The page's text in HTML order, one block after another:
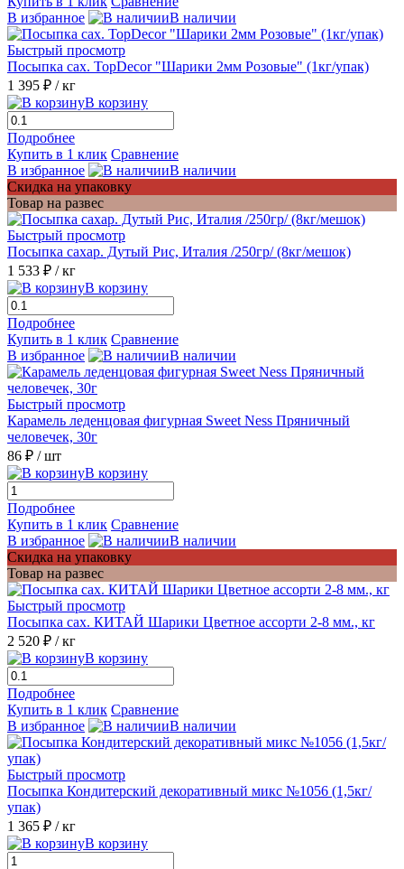
В избранное
В наличии
Быстрый просмотр
Посыпка сах. TopDecor "Шарики 2мм Розовые" (1кг/упак)
1 395 ₽ / кг
В корзину
Подробнее
Купить в 1 клик Сравнение
В избранное
В наличии
Скидка на упаковку
Товар на развес
Быстрый просмотр
Посыпка сахар. Дутый Рис, Италия /250гр/ (8кг/мешок)
1 533 ₽ / кг
В корзину
Подробнее
Купить в 1 клик Сравнение
В избранное
В наличии
Быстрый просмотр
Карамель леденцовая фигурная Sweet Ness Пряничный
человечек, 30г
86 ₽ / шт
В корзину
Подробнее
Купить в 1 клик Сравнение
В избранное
В наличии
Скидка на упаковку
Товар на развес
Быстрый просмотр
Посыпка сах. КИТАЙ Шарики Цветное ассорти 2-8 мм., кг
2 520 ₽ / кг
В корзину
Подробнее
Купить в 1 клик Сравнение
В избранное
В наличии
Быстрый просмотр
Посыпка Кондитерский декоративный микс №1056 (1,5кг/
упак)
1 365 ₽ / кг
В корзину